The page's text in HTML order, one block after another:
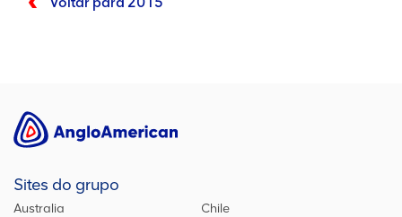
Sites do grupo
Australia
Chile